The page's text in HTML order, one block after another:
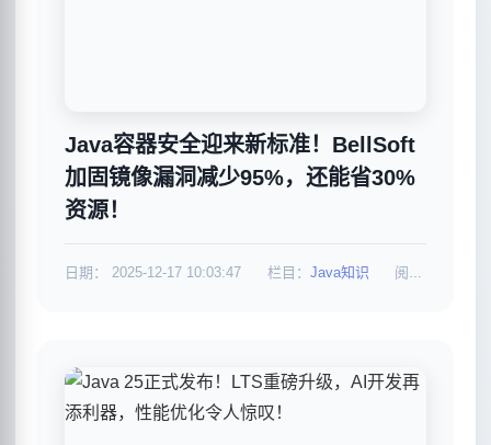
Java容器安全迎来新标准！BellSoft
加固镜像漏洞减少95%，还能省30%
资源！
日期： 2025-12-17 10:03:47 栏目： Java知识 阅读：590